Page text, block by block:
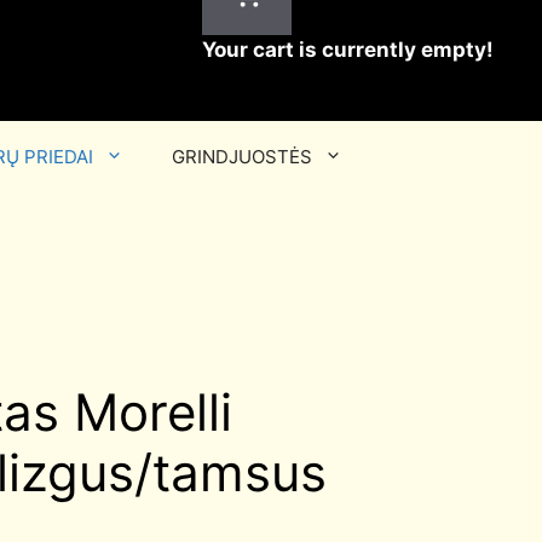
Your cart is currently empty!
PRIEDAI GRINDJUOSTĖS
Morelli
tamsus